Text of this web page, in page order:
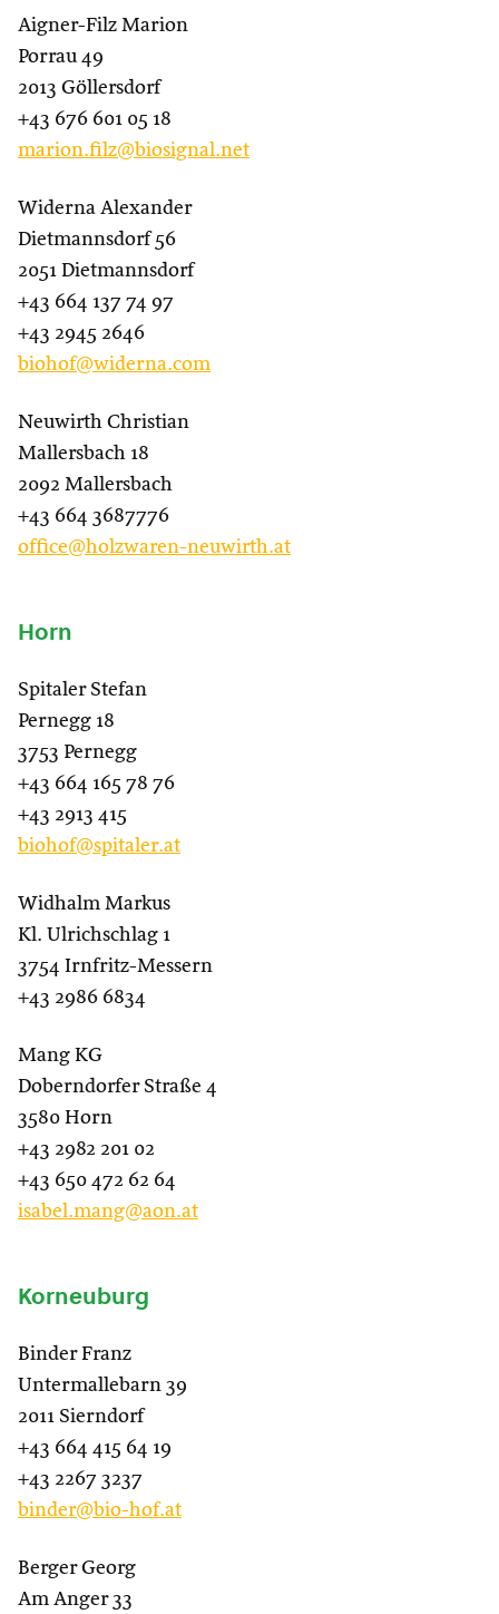
Aigner-Filz Marion
Porrau 49
2013 Göllersdorf
+43 676 601 05 18
marion.filz@biosignal.net
Widerna Alexander
Dietmannsdorf 56
2051 Dietmannsdorf
+43 664 137 74 97
+43 2945 2646
biohof@widerna.com
Neuwirth Christian
Mallersbach 18
2092 Mallersbach
+43 664 3687776
office@holzwaren-neuwirth.at
Horn
Spitaler Stefan
Pernegg 18
3753 Pernegg
+43 664 165 78 76
+43 2913 415
biohof@spitaler.at
Widhalm Markus
Kl. Ulrichschlag 1
3754 Irnfritz-Messern
+43 2986 6834
Mang KG
Doberndorfer Straße 4
3580 Horn
+43 2982 201 02
+43 650 472 62 64
isabel.mang@aon.at
Korneuburg
Binder Franz
Untermallebarn 39
2011 Sierndorf
+43 664 415 64 19
+43 2267 3237
binder@bio-hof.at
Berger Georg
Am Anger 33